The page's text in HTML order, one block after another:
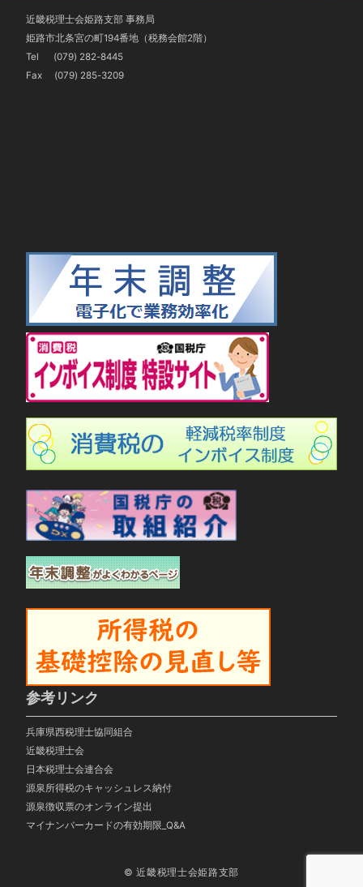
近畿税理士会姫路支部 事務局
姫路市北条宮の町194番地（税務会館2階）
Tel (079) 282-8445
Fax (079) 285-3209
参考リンク
兵庫県西税理士協同組合
近畿税理士会
日本税理士会連合会
源泉所得税のキャッシュレス納付
源泉徴収票のオンライン提出
マイナンバーカードの有効期限_Q&A
© 近畿税理士会姫路支部